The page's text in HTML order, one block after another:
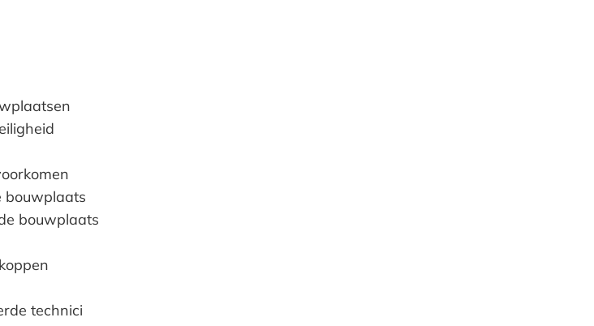
bouwplaats
bouwplaats
technici